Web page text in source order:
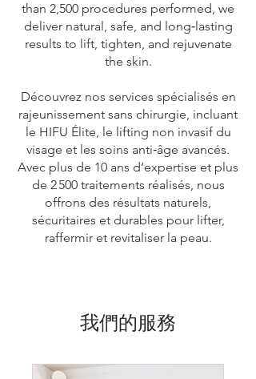
than 2,500 procedures performed, we
deliver natural, safe, and long‑lasting
results to lift, tighten, and rejuvenate
the skin.
Découvrez nos services spécialisés en
rajeunissement sans chirurgie, incluant
le HIFU Élite, le lifting non invasif du
visage et les soins anti‑âge avancés.
Avec plus de 10 ans d’expertise et plus
de 2 500 traitements réalisés, nous
offrons des résultats naturels,
sécuritaires et durables pour lifter,
raffermir et revitaliser la peau.
我們的服務